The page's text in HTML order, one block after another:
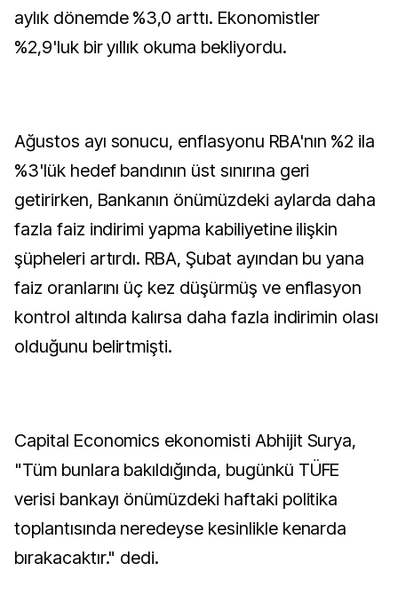
aylık dönemde %3,0 arttı. Ekonomistler
%2,9'luk bir yıllık okuma bekliyordu.
Ağustos ayı sonucu, enflasyonu RBA'nın %2 ila
%3'lük hedef bandının üst sınırına geri
getirirken, Bankanın önümüzdeki aylarda daha
fazla faiz indirimi yapma kabiliyetine ilişkin
şüpheleri artırdı. RBA, Şubat ayından bu yana
faiz oranlarını üç kez düşürmüş ve enflasyon
kontrol altında kalırsa daha fazla indirimin olası
olduğunu belirtmişti.
Capital Economics ekonomisti Abhijit Surya,
"Tüm bunlara bakıldığında, bugünkü TÜFE
verisi bankayı önümüzdeki haftaki politika
toplantısında neredeyse kesinlikle kenarda
bırakacaktır." dedi.